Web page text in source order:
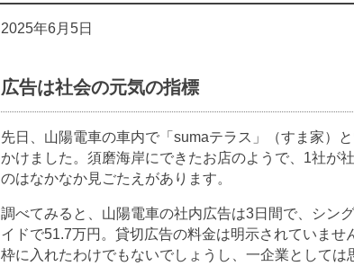
2025年6月5日
広告は社会の元気の指標
先日、山陽電車の車内で「sumaテラス」（すま家）
かけました。須磨海岸にできたお店のようで、1社が
のはなかなか見ごたえがあります。
調べてみると、山陽電車の社内広告は3日間で、シン
イドで51.7万円。貸切広告の料金は明示されていませ
枠に入れたわけでもないでしょうし、一企業として